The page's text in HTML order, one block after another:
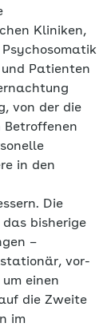
Kliniken,
Patienten
von der die
Betroffenen
in den
Die
bisherige
–
vor-
einen
die Zweite
im